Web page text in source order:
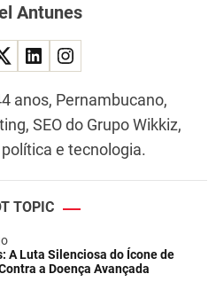
Antunes
anos, Pernambucano,
SEO do Grupo Wikkiz,
e tecnologia.
TOPIC
A Luta Silenciosa do Ícone de
a Doença Avançada